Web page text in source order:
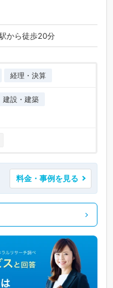
から徒歩20分
経理・決算
建設・建築
料金・事例を見る